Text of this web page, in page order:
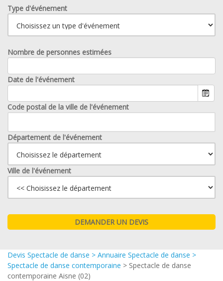
Type d'événement
Nombre de personnes estimées
Date de l'événement
Code postal de la ville de l'événement
Département de l'événement
Ville de l'événement
Devis Spectacle de danse > Annuaire Spectacle de danse >
Spectacle de danse contemporaine > Spectacle de danse
contemporaine Aisne (02)